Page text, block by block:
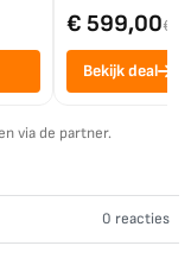
€ 599,00€
Bekijk deal
via de partner.
0 reacties